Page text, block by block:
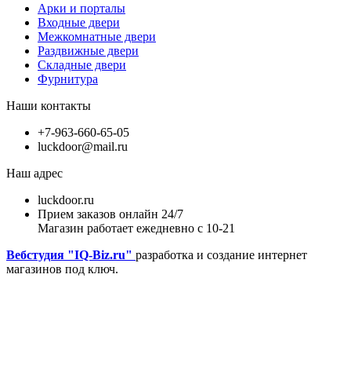
Арки и порталы
Входные двери
Межкомнатные двери
Раздвижные двери
Складные двери
Фурнитура
Наши контакты
+7-963-660-65-05
luckdoor@mail.ru
Наш адрес
luckdoor.ru
Прием заказов онлайн 24/7
Магазин работает ежедневно с 10-21
Вебстудия "IQ-Biz.ru" разработка и создание интернет
магазинов под ключ.